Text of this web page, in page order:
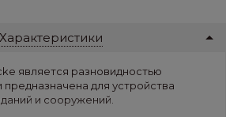
Характеристики
является разновидностью
для устройства
и сооружений.